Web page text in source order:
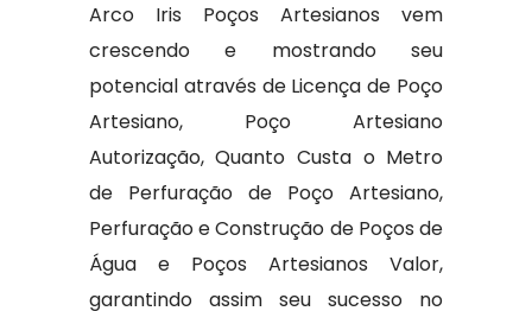
Arco Iris Poços Artesianos vem
crescendo e mostrando seu
potencial através de Licença de Poço
Artesiano, Poço Artesiano
Autorização, Quanto Custa o Metro
de Perfuração de Poço Artesiano,
Perfuração e Construção de Poços de
Água e Poços Artesianos Valor,
garantindo assim seu sucesso no